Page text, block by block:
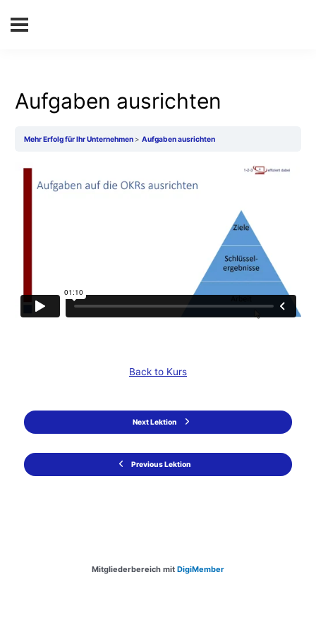
Aufgaben ausrichten
Mehr Erfolg für Ihr Unternehmen Aufgaben ausrichten
Previous Lektion
Back to Kurs
Next Lektion
Mitgliederbereich mit DigiMember